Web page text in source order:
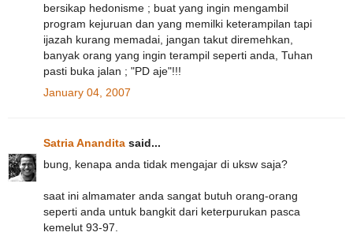
bersikap hedonisme ; buat yang ingin mengambil
program kejuruan dan yang memilki keterampilan tapi
ijazah kurang memadai, jangan takut diremehkan,
banyak orang yang ingin terampil seperti anda, Tuhan
pasti buka jalan ; "PD aje"!!!
January 04, 2007
Satria Anandita said...
bung, kenapa anda tidak mengajar di uksw saja?
saat ini almamater anda sangat butuh orang-orang
seperti anda untuk bangkit dari keterpurukan pasca
kemelut 93-97.